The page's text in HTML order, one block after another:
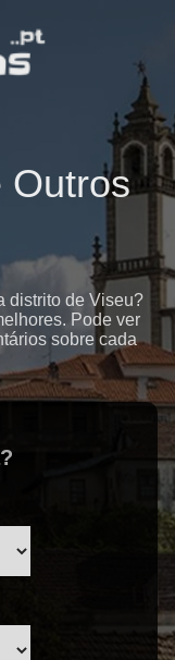
Outros
distrito de Viseu?
Pode ver
sobre cada